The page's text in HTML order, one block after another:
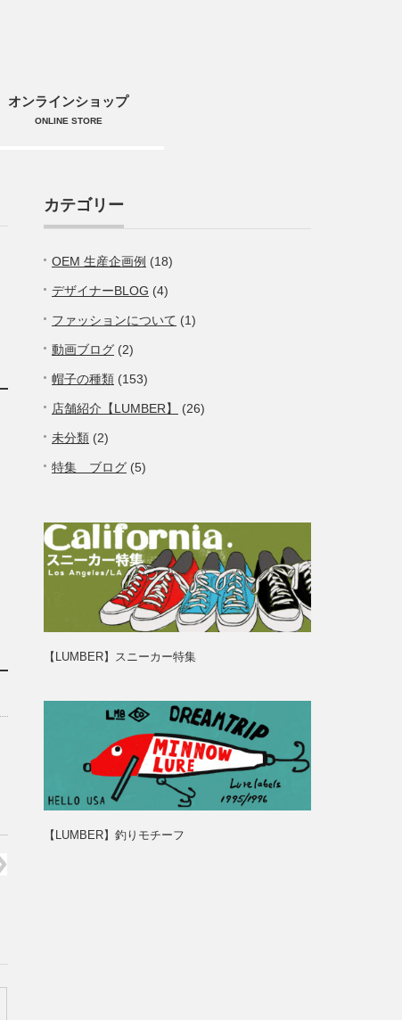
オンラインショップ
ONLINE STORE
カテゴリー
OEM 生産企画例 (18)
デザイナーBLOG (4)
ファッションについて (1)
動画ブログ (2)
帽子の種類 (153)
店舗紹介【LUMBER】 (26)
未分類 (2)
特集 ブログ (5)
【LUMBER】スニーカー特集
【LUMBER】釣りモチーフ